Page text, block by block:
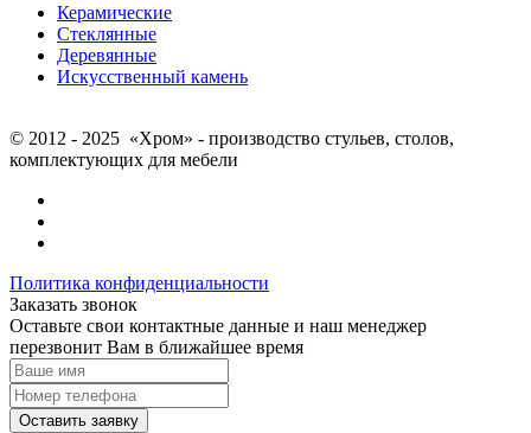
Керамические
Стеклянные
Деревянные
Искусственный камень
© 2012 - 2025 «Хром» - производство стульев, столов,
комплектующих для мебели
Политика конфиденциальности
Заказать звонок
Оставьте свои контактные данные и наш менеджер
перезвонит Вам в ближайшее время